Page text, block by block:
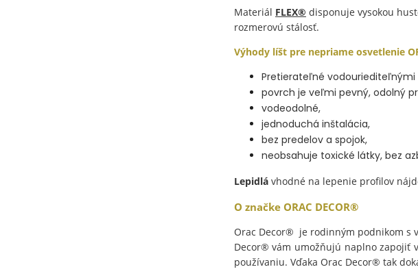
Materiál FLEX® disponuje vysokou
rozmerovú stálosť.
Výhody líšt pre nepriame osvetlenie
Pretierateľné
povrch je veľmi pevný, odolný
vodeodolné,
jednoduchá inštalácia,
bez predelov a spojok,
neobsahuje toxické látky, bez
Lepidlávhodné na lepenie profilov
O značke ORAC DECOR®
Orac Decor® je rodinným podnikom s
Decor® vám umožňujú naplno zapojiť
používaniu. Vďaka Orac Decor® tak